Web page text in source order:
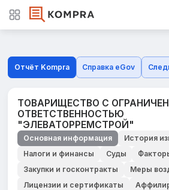
Отчёт Kompra Справка eGov
ТОВАРИЩЕСТВО С
ОТВЕТСТВЕННОСТЬЮ
"ЭЛЕВАТОРРЕМСТРОЙ"
Основная информация
История
Налоги и финансы
Суды
Закупки и госконтракты
Меры
Лицензии и сертификаты